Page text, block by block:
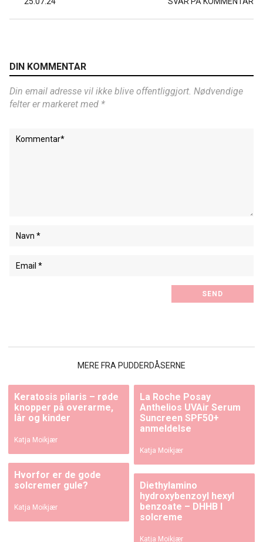
DIN KOMMENTAR
Din email adresse vil ikke blive offentliggjort. Nødvendige
felter er markeret med *
MERE FRA PUDDERDÅSERNE
Keratosis pilaris – røde
knopper på overarme,
lår og kinder
Katja Moikjær
La Roche Posay
Anthelios UVAir Serum
Suncreen SPF50+
anmeldelse
Katja Moikjær
Hvorfor er de gode
solcremer gule?
Katja Moikjær
Diethylamino
hydroxybenzoyl hexyl
benzoate – DHHB I
solcreme
Katja Moikjær